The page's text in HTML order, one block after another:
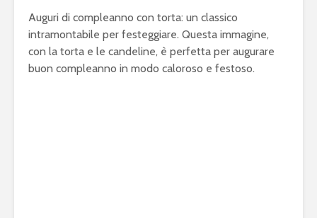
Auguri di compleanno con torta: un classico
intramontabile per festeggiare. Questa immagine,
con la torta e le candeline, è perfetta per augurare
buon compleanno in modo caloroso e festoso.